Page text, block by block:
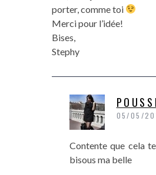
porter, comme toi
Merci pour l’idée!
Bises,
Stephy
05/05/
Contente que cela
bisous ma belle